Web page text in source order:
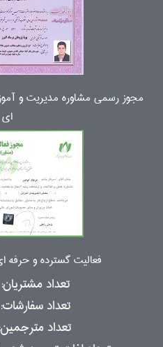
مجوز رسمی مشاوره مدیریت و
ای
فعالیت گسترده و حرفه
تعداد مشتریان:
تعداد سفارشات:
تعداد مترجمین: